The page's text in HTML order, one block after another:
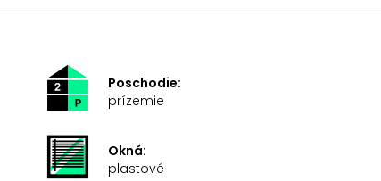
Poschodie:
prízemie
Okná:
plastové